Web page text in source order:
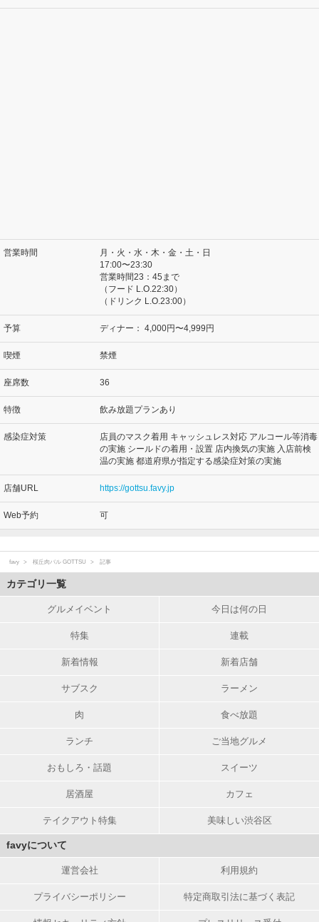
営業時間
月・火・水・木・金・土・日
17:00〜23:30
営業時間23：45まで
（フード L.O.22:30）
（ドリンク L.O.23:00）
予算 ディナー： 4,000円〜4,999円
喫煙 禁煙
座席数 36
特徴 飲み放題プランあり
感染症対策
店員のマスク着用 キャッシュレス対応 アルコール等消毒
の実施 シールドの着用・設置 店内換気の実施 入店前検
温の実施 都道府県が指定する感染症対策の実施
店舗URL https://gottsu.favy.jp
Web予約 可
favy 桜丘肉バル GOTTSU 記事
カテゴリ一覧
グルメイベント 今日は何の日
特集 連載
新着情報 新着店舗
サブスク ラーメン
肉 食べ放題
ランチ ご当地グルメ
おもしろ・話題 スイーツ
居酒屋 カフェ
テイクアウト特集 美味しい渋谷区
favyについて
運営会社 利用規約
プライバシーポリシー 特定商取引法に基づく表記